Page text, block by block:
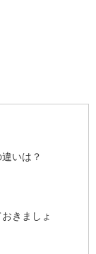
いは？
きましょ